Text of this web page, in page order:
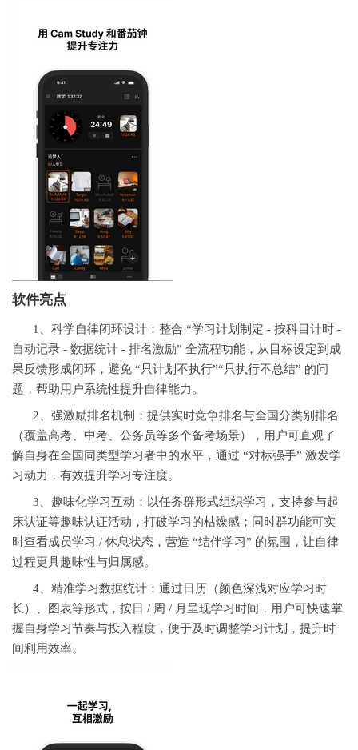
软件亮点
1、科学自律闭环设计：整合 “学习计划制定 - 按科目计时 -
自动记录 - 数据统计 - 排名激励” 全流程功能，从目标设定到成
果反馈形成闭环，避免 “只计划不执行”“只执行不总结” 的问
题，帮助用户系统性提升自律能力。
2、强激励排名机制：提供实时竞争排名与全国分类别排名
（覆盖高考、中考、公务员等多个备考场景），用户可直观了
解自身在全国同类型学习者中的水平，通过 “对标强手” 激发学
习动力，有效提升学习专注度。
3、趣味化学习互动：以任务群形式组织学习，支持参与起
床认证等趣味认证活动，打破学习的枯燥感；同时群功能可实
时查看成员学习 / 休息状态，营造 “结伴学习” 的氛围，让自律
过程更具趣味性与归属感。
4、精准学习数据统计：通过日历（颜色深浅对应学习时
长）、图表等形式，按日 / 周 / 月呈现学习时间，用户可快速掌
握自身学习节奏与投入程度，便于及时调整学习计划，提升时
间利用效率。